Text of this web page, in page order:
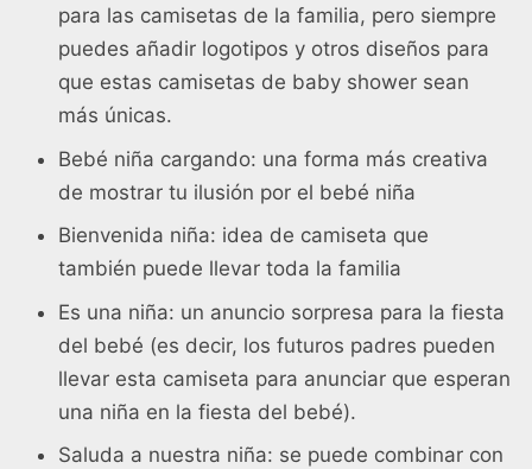
para las camisetas de la familia, pero siempre
puedes añadir logotipos y otros diseños para
que estas camisetas de baby shower sean
más únicas.
Bebé niña cargando: una forma más creativa
de mostrar tu ilusión por el bebé niña
Bienvenida niña: idea de camiseta que
también puede llevar toda la familia
Es una niña: un anuncio sorpresa para la fiesta
del bebé (es decir, los futuros padres pueden
llevar esta camiseta para anunciar que esperan
una niña en la fiesta del bebé).
Saluda a nuestra niña: se puede combinar con